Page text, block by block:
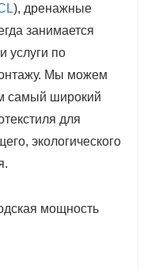
), дренажные
занимается
услуги по
Мы можем
самый широкий
для
экологического